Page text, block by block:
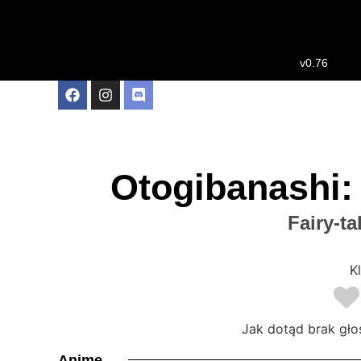
v0.76
Fairy-
Jak dotąd brak